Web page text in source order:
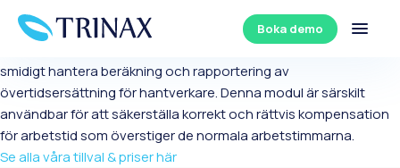
Boka demo
OB
Trinax Tids OB-tillval (övertidsersättning) är designad för att
smidigt hantera beräkning och rapportering av
övertidsersättning för hantverkare. Denna modul är särskilt
användbar för att säkerställa korrekt och rättvis kompensation
för arbetstid som överstiger de normala arbetstimmarna.
Se alla våra tillval & priser här